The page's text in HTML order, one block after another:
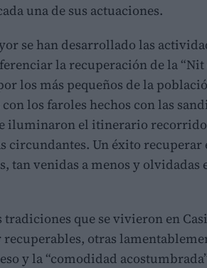
una de sus actuaciones.
se han desarrollado las
la recuperación de la
los más pequeños de la
los faroles hechos con las
iluminaron el itinerario
circundantes. Un éxito recuperar
tan venidas a menos y olvidadas
que se vivieron en
otras
y la “comodidad